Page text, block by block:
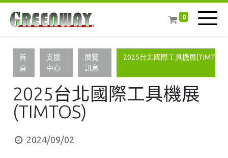
0
首
頁
支援
中心
展覽
訊息
2025台北國際工具機展(TIMTOS)
2025台北國際工具機展
(TIMTOS)
2024/09/02